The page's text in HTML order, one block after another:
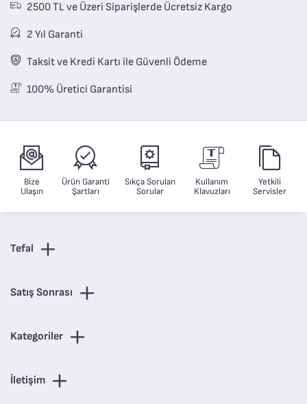
2500 TL ve Üzeri Siparişlerde Ücretsiz Kargo
2 Yıl Garanti
Taksit ve Kredi Kartı ile Güvenli Ödeme
100% Üretici Garantisi
Bize
Ulaşın
Ürün Garanti
Şartları
Sıkça Sorulan
Sorular
Kullanım
Klavuzları
Yetkili
Servisler
Tefal
Satış Sonrası
Kategoriler
İletişim